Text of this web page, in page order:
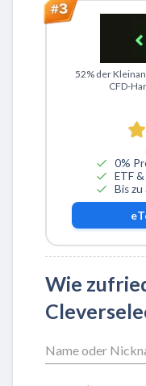
Zu
52% der
CFD-
0%
ETF
Bis
Wie